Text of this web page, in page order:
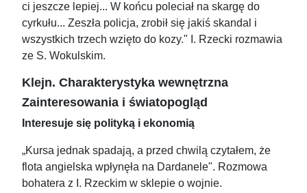
ci jeszcze lepiej... W końcu poleciał na skargę do
cyrkułu... Zeszła policja, zrobił się jakiś skandal i
wszystkich trzech wzięto do kozy." I. Rzecki rozmawia
ze S. Wokulskim.
Klejn. Charakterystyka wewnętrzna
Zainteresowania i światopogląd
Interesuje się polityką i ekonomią
„Kursa jednak spadają, a przed chwilą czytałem, że
flota angielska wpłynęła na Dardanele". Rozmowa
bohatera z I. Rzeckim w sklepie o wojnie.